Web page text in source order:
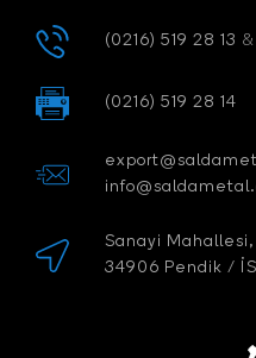
(0216) 519 28 13 &
(0216) 519 28 14
Sanayi
34906 Pendik /